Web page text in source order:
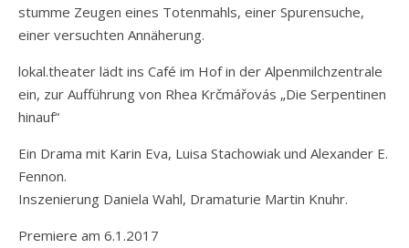
stumme Zeugen eines Totenmahls, einer Spurensuche,
einer versuchten Annäherung.
lokal.theater lädt ins Café im Hof in der Alpenmilchzentrale
ein, zur Aufführung von Rhea Krčmářovás „Die Serpentinen
hinauf“
Ein Drama mit Karin Eva, Luisa Stachowiak und Alexander E.
Fennon.
Inszenierung Daniela Wahl, Dramaturie Martin Knuhr.
Premiere am 6.1.2017